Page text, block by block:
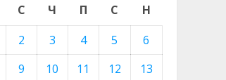
С Ч П С
Н
2 3 4 5
6
9 10 11 12
13